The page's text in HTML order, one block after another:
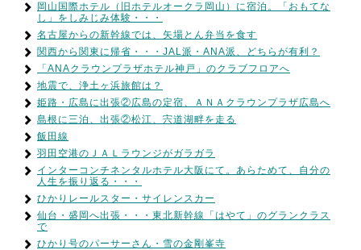
岡山国際ホテル（旧ホテルオークラ岡山）に宿泊。「おもてな
し」をしみじみ体験・・・
名古屋からの新幹線では、矢場とん弁当を食す
関西から関東に帰省・・・JAL派・ANA派、どちらが有利？
「ANAクラウンプラザホテル神戸」のクラブフロアへ
地震で、浄土ヶ浜旅館は？
姫路・広島に出張②広島の定宿、ＡＮＡクラウンプラザ広島へ
島根に三泊、出張②松江、宍道湖畔を走る
飯田線
羽田空港のＪＡＬラウンジがガラガラ
インターコンチネンタルホテル大阪にて。あらためて、自分の
人生を振り返る・・・
ひかりレールスター・サイレンスカー
仙台・盛岡へ出張・・・東北新幹線「はやて」のグランクラス
で
ひかり号のパーサーさん・雪の金剛峯寺